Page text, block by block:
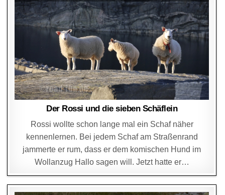
Der Rossi und die sieben Schäflein
Rossi wollte schon lange mal ein Schaf näher
kennenlernen. Bei jedem Schaf am Straßenrand
jammerte er rum, dass er dem komischen Hund im
Wollanzug Hallo sagen will. Jetzt hatte er…